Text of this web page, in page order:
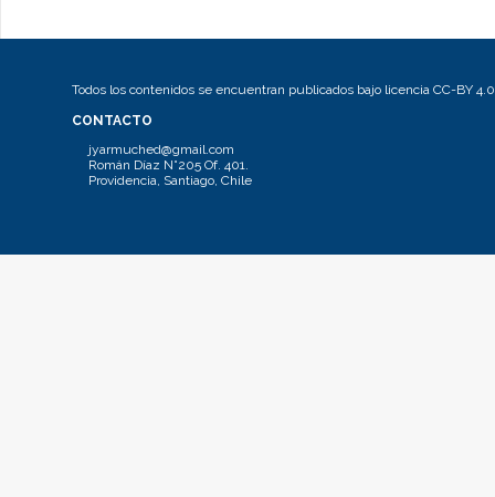
Todos los contenidos se encuentran publicados bajo licencia CC-BY 4.0
CONTACTO
jyarmuched@gmail.com
Román Díaz N°205 Of. 401.
Providencia, Santiago, Chile